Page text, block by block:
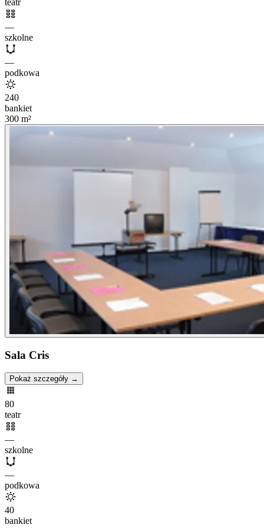
—
szkolne
—
podkowa
240
bankiet
300 m²
Sala Cris
Pokaż szczegóły →
80
teatr
—
szkolne
—
podkowa
40
bankiet